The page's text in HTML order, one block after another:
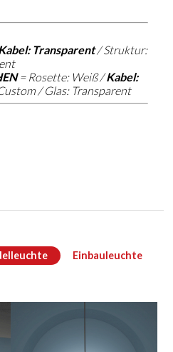
Transparent/ Struktur:
= Rosette: Weiß /Kabel:
/ Glas: Transparent